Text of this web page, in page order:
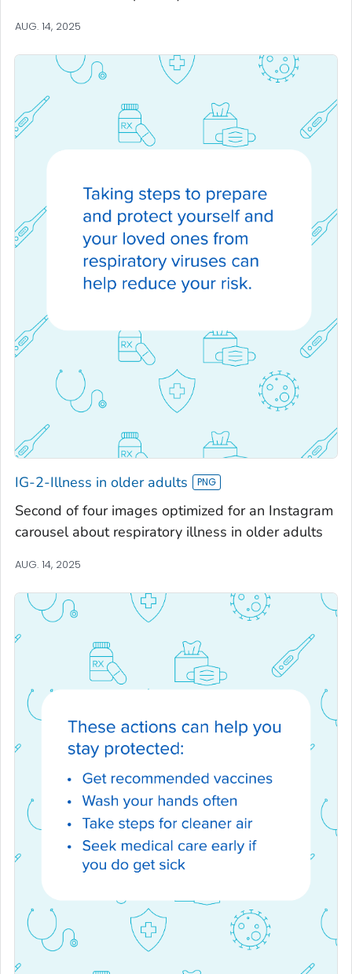
AUG. 14, 2025
IG-2-Illness in older adults
Second of four images optimized for an Instagram
carousel about respiratory illness in older adults
AUG. 14, 2025